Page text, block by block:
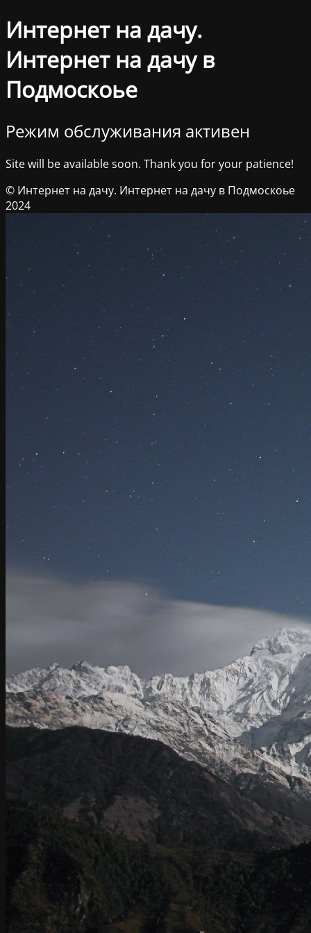
Интернет на дачу.
Интернет на дачу в
Подмоскоье
Режим обслуживания активен
Site will be available soon. Thank you for your patience!
© Интернет на дачу. Интернет на дачу в Подмоскоье
2024